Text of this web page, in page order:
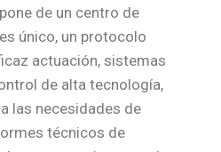
de un centro de
único, un protocolo
actuación, sistemas
de alta tecnología,
las necesidades de
técnicos de